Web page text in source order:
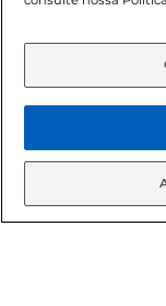
aviso prévio. O
© 2026